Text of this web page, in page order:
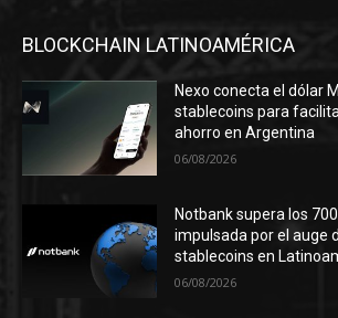
BLOCKCHAIN LATINOAMÉRICA
Nexo conecta el dólar
stablecoins para
ahorro en Argentina
06/08/2026
Notbank supera los
impulsada por el auge
stablecoins en
06/08/2026